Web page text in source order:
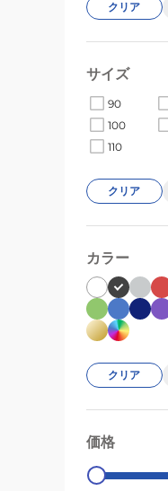
クリア
サイズ
90
100
110
クリア
カラー
クリア
価格
0